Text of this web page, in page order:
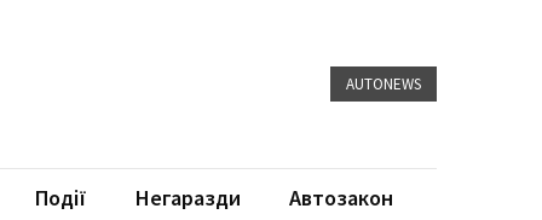
AUTONEWS
Події Негаразди Автозакон